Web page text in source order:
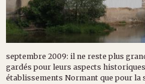
septembre 2009: il ne reste plus
gardés pour leurs aspects
établissements Normant que pour la